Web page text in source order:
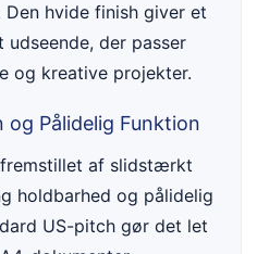
hvide finish giver et
der passer
og kreative projekter.
Pålidelig Funktion
af slidstærkt
holdbarhed og pålidelig
US-pitch gør det let